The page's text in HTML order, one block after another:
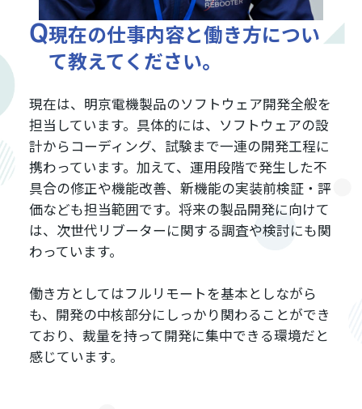
現在の仕事内容と働き方につい
て教えてください。
現在は、明京電機製品のソフトウェア開発全般を
担当しています。具体的には、ソフトウェアの設
計からコーディング、試験まで一連の開発工程に
携わっています。加えて、運用段階で発生した不
具合の修正や機能改善、新機能の実装前検証・評
価なども担当範囲です。将来の製品開発に向けて
は、次世代リブーターに関する調査や検討にも関
わっています。
働き方としてはフルリモートを基本としながら
も、開発の中核部分にしっかり関わることができ
ており、裁量を持って開発に集中できる環境だと
感じています。